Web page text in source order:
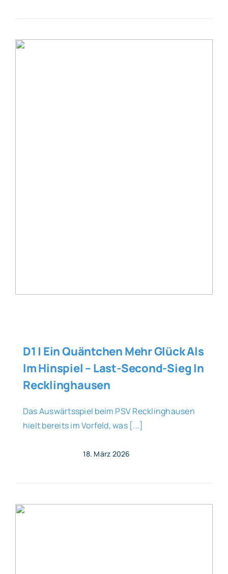
D1 | Ein Quäntchen Mehr Glück Als
Im Hinspiel – Last-Second-Sieg In
Recklinghausen
Das Auswärtsspiel beim PSV Recklinghausen
hielt bereits im Vorfeld, was [...]
18. März 2026